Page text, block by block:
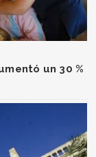
un 30 %